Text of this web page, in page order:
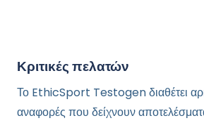
Κριτικέςπελατών
Το EthicSport Testogen διαθέτει
αναφορές που δείχνουν